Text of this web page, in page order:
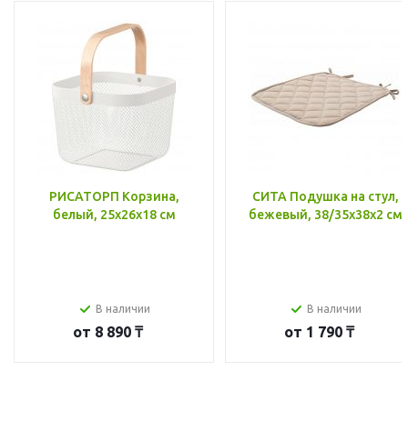
РИСАТОРП Корзина,
белый, 25x26x18 см
В наличии
от 8 890 ₸
СИТА Подушка на стул,
бежевый, 38/35x38x2 см
В наличии
от 1 790 ₸